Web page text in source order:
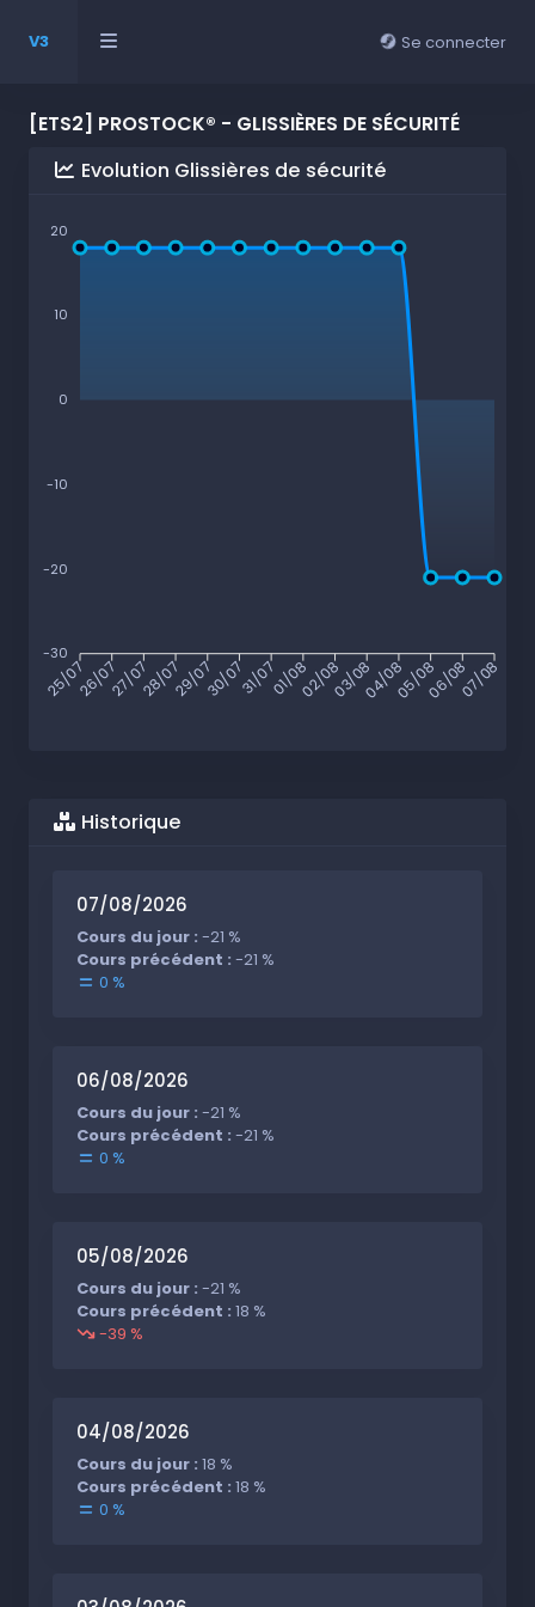
V3 Se connecter
[ETS2] PROSTOCK® - GLISSIÈRES DE SÉCURITÉ
Evolution Glissières de sécurité
20
10
0
-10
-20
-30
25/0726/0727/0728/0729/0730/0731/0701/0802/0803/0804/0805/0806/0807/08
Historique
07/08/2026
Cours du jour : -21 %
Cours précédent : -21 %
0 %
06/08/2026
Cours du jour : -21 %
Cours précédent : -21 %
0 %
05/08/2026
Cours du jour : -21 %
Cours précédent : 18 %
-39 %
04/08/2026
Cours du jour : 18 %
Cours précédent : 18 %
0 %